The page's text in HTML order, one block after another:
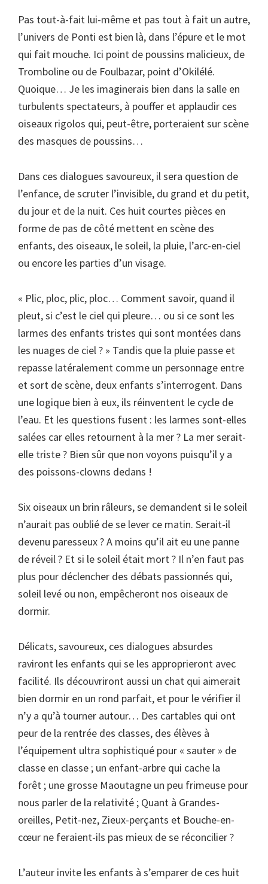
Pas tout-à-fait lui-même et pas tout à fait un autre,
l’univers de Ponti est bien là, dans l’épure et le mot
qui fait mouche. Ici point de poussins malicieux, de
Tromboline ou de Foulbazar, point d’Okilélé.
Quoique… Je les imaginerais bien dans la salle en
turbulents spectateurs, à pouffer et applaudir ces
oiseaux rigolos qui, peut-être, porteraient sur scène
des masques de poussins…
Dans ces dialogues savoureux, il sera question de
l’enfance, de scruter l’invisible, du grand et du petit,
du jour et de la nuit. Ces huit courtes pièces en
forme de pas de côté mettent en scène des
enfants, des oiseaux, le soleil, la pluie, l’arc-en-ciel
ou encore les parties d’un visage.
« Plic, ploc, plic, ploc… Comment savoir, quand il
pleut, si c’est le ciel qui pleure… ou si ce sont les
larmes des enfants tristes qui sont montées dans
les nuages de ciel ? » Tandis que la pluie passe et
repasse latéralement comme un personnage entre
et sort de scène, deux enfants s’interrogent. Dans
une logique bien à eux, ils réinventent le cycle de
l’eau. Et les questions fusent : les larmes sont-elles
salées car elles retournent à la mer ? La mer serait-
elle triste ? Bien sûr que non voyons puisqu’il y a
des poissons-clowns dedans !
Six oiseaux un brin râleurs, se demandent si le soleil
n’aurait pas oublié de se lever ce matin. Serait-il
devenu paresseux ? A moins qu’il ait eu une panne
de réveil ? Et si le soleil était mort ? Il n’en faut pas
plus pour déclencher des débats passionnés qui,
soleil levé ou non, empêcheront nos oiseaux de
dormir.
Délicats, savoureux, ces dialogues absurdes
raviront les enfants qui se les approprieront avec
facilité. Ils découvriront aussi un chat qui aimerait
bien dormir en un rond parfait, et pour le vérifier il
n’y a qu’à tourner autour… Des cartables qui ont
peur de la rentrée des classes, des élèves à
l’équipement ultra sophistiqué pour « sauter » de
classe en classe ; un enfant-arbre qui cache la
forêt ; une grosse Maoutagne un peu frimeuse pour
nous parler de la relativité ; Quant à Grandes-
oreilles, Petit-nez, Zieux-perçants et Bouche-en-
cœur ne feraient-ils pas mieux de se réconcilier ?
L’auteur invite les enfants à s’emparer de ces huit